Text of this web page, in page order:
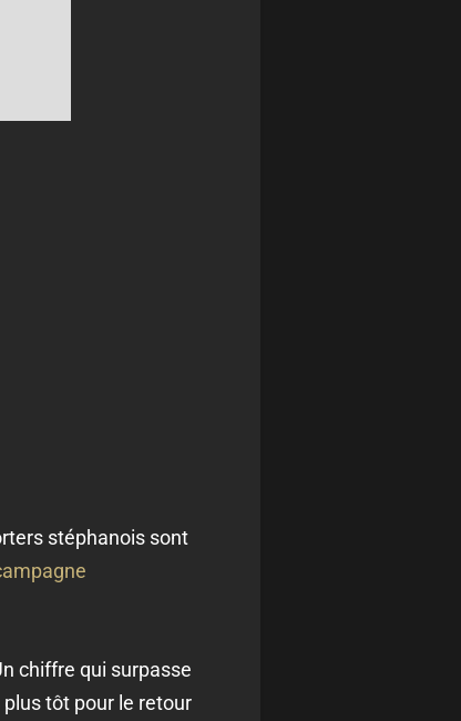
stéphanois sont
chiffre qui surpasse
tôt pour le retour